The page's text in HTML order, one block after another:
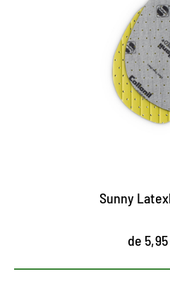
Mitad
Cómoda media suela
con superficie textil.
Perforación continua
Sunny
de